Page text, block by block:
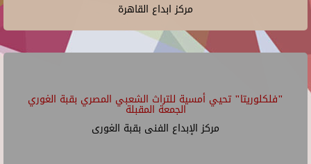
مركز ابداع القاهرة
"فلكلوريتا" تحيي أمسية للتراث الشعبي المصري بقبة الغوري
الجمعة المقبلة
مركز الإبداع الفنى بقبة الغورى